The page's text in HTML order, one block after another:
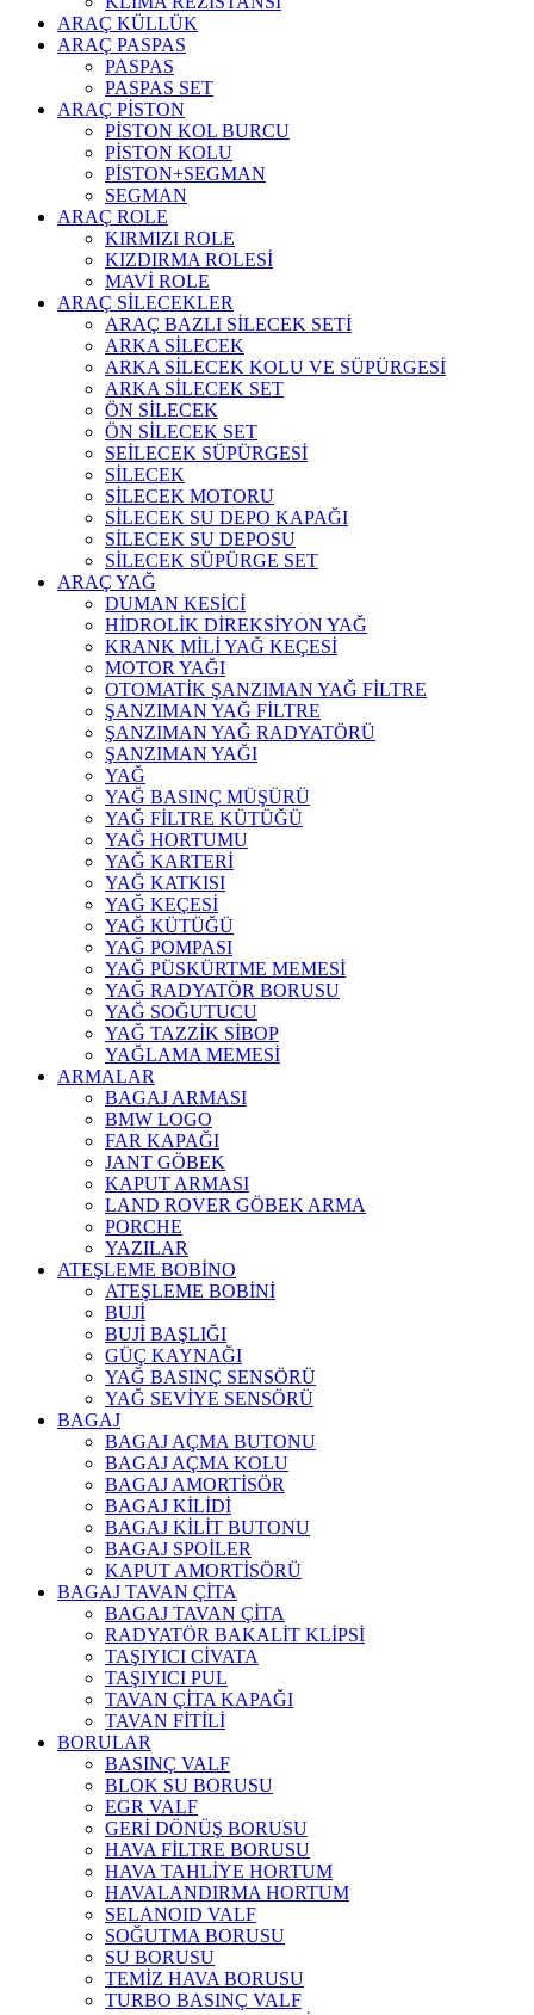
ARAÇ KÜLLÜK
ARAÇ PASPAS
PASPAS
PASPAS SET
ARAÇ PİSTON
PİSTON KOL BURCU
PİSTON KOLU
PİSTON+SEGMAN
SEGMAN
ARAÇ ROLE
KIRMIZI ROLE
KIZDIRMA ROLESİ
MAVİ ROLE
ARAÇ SİLECEKLER
ARAÇ BAZLI SİLECEK SETİ
ARKA SİLECEK
ARKA SİLECEK KOLU VE SÜPÜRGESİ
ARKA SİLECEK SET
ÖN SİLECEK
ÖN SİLECEK SET
SEİLECEK SÜPÜRGESİ
SİLECEK
SİLECEK MOTORU
SİLECEK SU DEPO KAPAĞI
SİLECEK SU DEPOSU
SİLECEK SÜPÜRGE SET
ARAÇ YAĞ
DUMAN KESİCİ
HİDROLİK DİREKSİYON YAĞ
KRANK MİLİ YAĞ KEÇESİ
MOTOR YAĞI
OTOMATİK ŞANZIMAN YAĞ FİLTRE
ŞANZIMAN YAĞ FİLTRE
ŞANZIMAN YAĞ RADYATÖRÜ
ŞANZIMAN YAĞI
YAĞ
YAĞ BASINÇ MÜŞÜRÜ
YAĞ FİLTRE KÜTÜĞÜ
YAĞ HORTUMU
YAĞ KARTERİ
YAĞ KATKISI
YAĞ KEÇESİ
YAĞ KÜTÜĞÜ
YAĞ POMPASI
YAĞ PÜSKÜRTME MEMESİ
YAĞ RADYATÖR BORUSU
YAĞ SOĞUTUCU
YAĞ TAZZİK SİBOP
YAĞLAMA MEMESİ
ARMALAR
BAGAJ ARMASI
BMW LOGO
FAR KAPAĞI
JANT GÖBEK
KAPUT ARMASI
LAND ROVER GÖBEK ARMA
PORCHE
YAZILAR
ATEŞLEME BOBİNO
ATEŞLEME BOBİNİ
BUJİ
BUJİ BAŞLIĞI
GÜÇ KAYNAĞI
YAĞ BASINÇ SENSÖRÜ
YAĞ SEVİYE SENSÖRÜ
BAGAJ
BAGAJ AÇMA BUTONU
BAGAJ AÇMA KOLU
BAGAJ AMORTİSÖR
BAGAJ KİLİDİ
BAGAJ KİLİT BUTONU
BAGAJ SPOİLER
KAPUT AMORTİSÖRÜ
BAGAJ TAVAN ÇİTA
BAGAJ TAVAN ÇİTA
RADYATÖR BAKALİT KLİPSİ
TAŞIYICI CİVATA
TAŞIYICI PUL
TAVAN ÇİTA KAPAĞI
TAVAN FİTİLİ
BORULAR
BASINÇ VALF
BLOK SU BORUSU
EGR VALF
GERİ DÖNÜŞ BORUSU
HAVA FİLTRE BORUSU
HAVA TAHLİYE HORTUM
HAVALANDIRMA HORTUM
SELANOID VALF
SOĞUTMA BORUSU
SU BORUSU
TEMİZ HAVA BORUSU
TURBO BASINÇ VALF